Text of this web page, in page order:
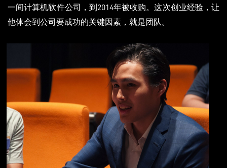
一间计算机软件公司，到2014年被收购。这次创业经验，让
他体会到公司要成功的关键因素，就是团队。